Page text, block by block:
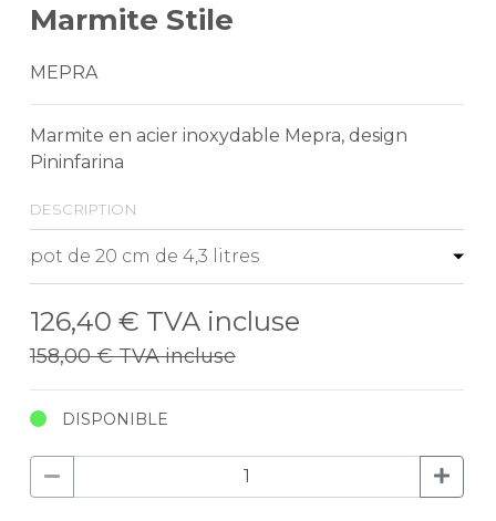
Marmite Stile
MEPRA
Marmite en acier inoxydable Mepra, design
Pininfarina
description
126,40 € TVA incluse
158,00 €TVA incluse
DISPONIBLE